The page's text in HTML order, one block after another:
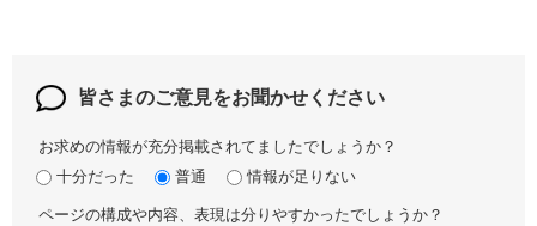
皆さまのご意見をお聞かせください
お求めの情報が充分掲載されてましたでしょうか？
十分だった
普通 情報が足りない
ページの構成や内容、表現は分りやすかったでしょうか？